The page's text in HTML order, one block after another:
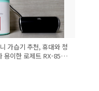
니 가습기 추천, 휴대와 청
용이한 로제트 RX-8520